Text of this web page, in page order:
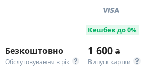
Кешбек до 0%
Безкоштовно
Обслуговування в рік
1 600 ₴
Випуск картки